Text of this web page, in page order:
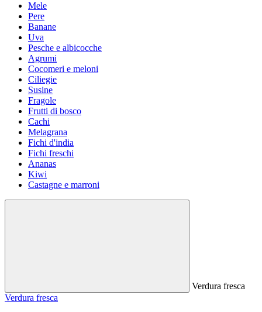
Mele
Pere
Banane
Uva
Pesche e albicocche
Agrumi
Cocomeri e meloni
Ciliegie
Susine
Fragole
Frutti di bosco
Cachi
Melagrana
Fichi d'india
Fichi freschi
Ananas
Kiwi
Castagne e marroni
Verdura fresca
Verdura fresca